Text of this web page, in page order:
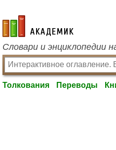
academic.ru
Словари и энциклопедии
Толкования Переводы